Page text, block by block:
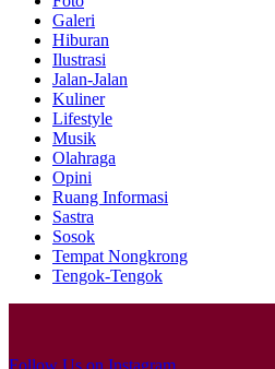
Galeri
Hiburan
Ilustrasi
Jalan-Jalan
Kuliner
Lifestyle
Musik
Olahraga
Opini
Ruang Informasi
Sastra
Sosok
Tempat Nongkrong
Tengok-Tengok
Follow Us on Instagram